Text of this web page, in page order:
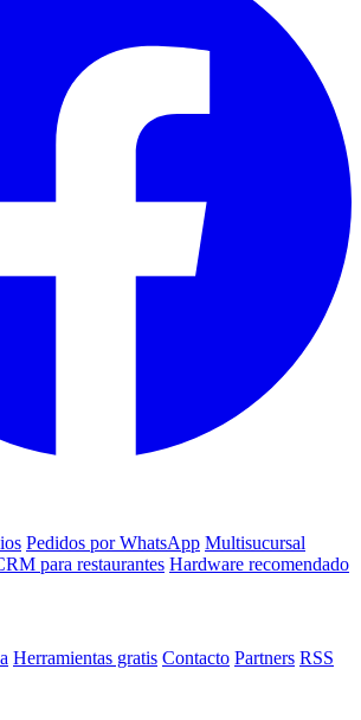
Pedidos por WhatsApp Multisucursal
para restaurantes Hardware recomendado
Herramientas gratis Contacto Partners RSS